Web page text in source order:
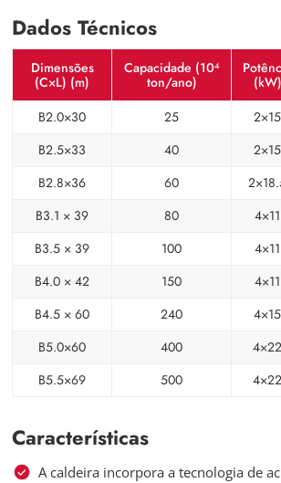
Dados Técnicos
Dimensões
(C×L) (m)
Capacidade (10⁴
ton/ano)
(kW)
B2.0×30
25 2×15
B2.5×33
40 2×15
B2.8×36
60
B3.1 × 39
80 4×11
B3.5 × 39
100 4×11
B4.0 × 42
150 4×11
B4.5 × 60
240 4×15
B5.0×60
400 4×22
B5.5×69
500 4×22
Características
A caldeira incorpora a tecnologia de